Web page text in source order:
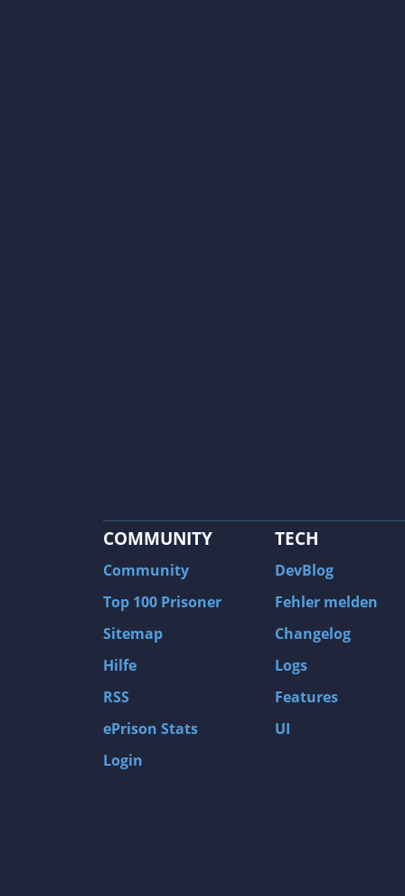
COMMUNITY
Community
Top 100 Prisoner
Sitemap
Hilfe
RSS
ePrison Stats
Login
TECH
DevBlog
Fehler melden
Changelog
Logs
Features
UI